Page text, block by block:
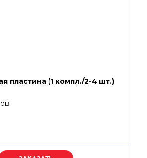
пластина (1 компл./2-4 шт.)